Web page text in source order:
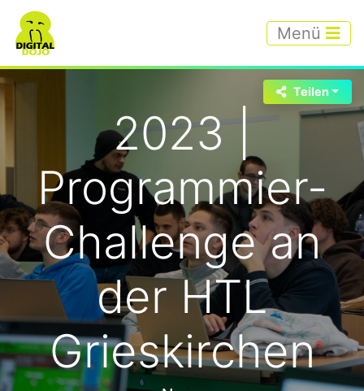
Menü
Teilen
2023 |
Programmier-
Challenge an
der HTL
Grieskirchen